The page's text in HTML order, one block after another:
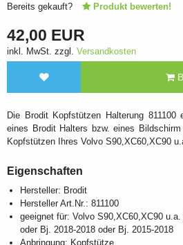
Bereits gekauft? Produkt bewerten!
42,00 EUR
inkl. MwSt. zzgl. Versandkosten
Die Brodit Kopfstützen Halterung 811100
eines Brodit Halters bzw. eines
Kopfstützen Ihres Volvo S90,XC60,XC90
Eigenschaften
Hersteller: Brodit
Hersteller Art.Nr.: 811100
geeignet für: Volvo S90,XC60,XC90
oder Bj. 2018-2018 oder Bj. 2015-2018
Anbringung: Kopfstütze